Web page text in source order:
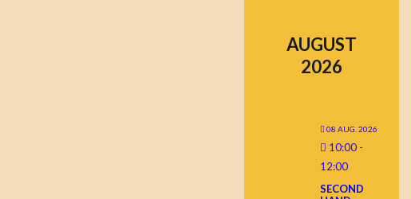
AUGUST
2026
08 AUG. 2026
10:00 -
12:00
SECOND